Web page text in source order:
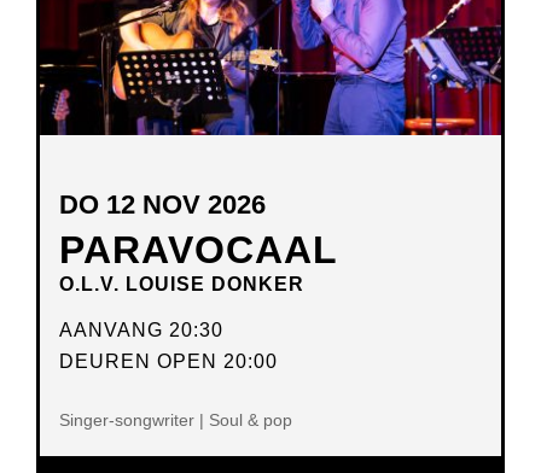
PARAVOCAAL
O.L.V. LOUISE DONKER
DO 12 NOV 2026
AANVANG 20:30
DEUREN OPEN 20:00
Singer-songwriter | Soul & pop